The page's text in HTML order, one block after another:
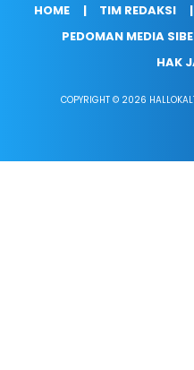
HOME TIM REDAKSI
PEDOMAN MEDIA
HAK
COPYRIGHT © 2026